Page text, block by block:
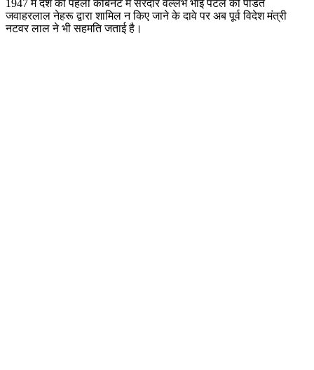
1947 में देश की पहली कैबिनेट में सरदार वल्लभ भाई पटेल को पंडित
जवाहरलाल नेहरू द्वारा शामिल न किए जाने के दावे पर अब पूर्व विदेश मंत्री
नटवर लाल ने भी सहमति जताई है।